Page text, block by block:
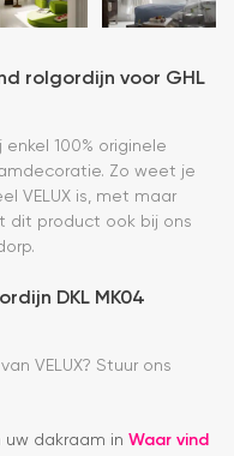
rolgordijn voor GHL
100% originele
Zo weet je
VELUX is, met maar
dit product ook bij ons
DKL MK04
VELUX? Stuur ons
dakraam in Waar vind